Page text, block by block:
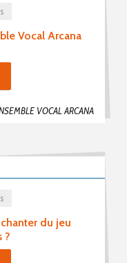
Vocal Arcana
VOCAL ARCANA
du jeu
?